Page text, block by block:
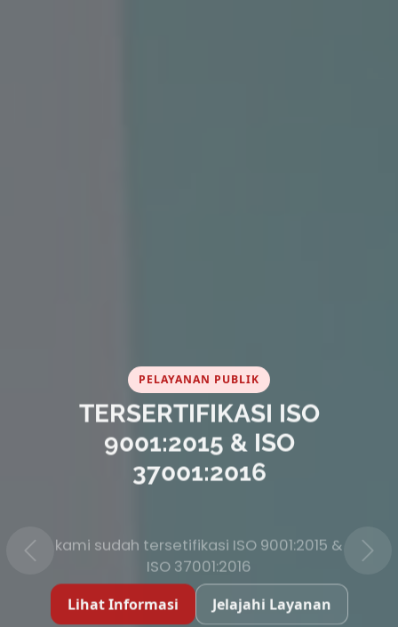
PELAYANAN PUBLIK
TERSERTIFIKASI ISO
9001:2015 & ISO
37001:2016
ISO 37001:2016
Lihat Informasi Jelajahi Layanan